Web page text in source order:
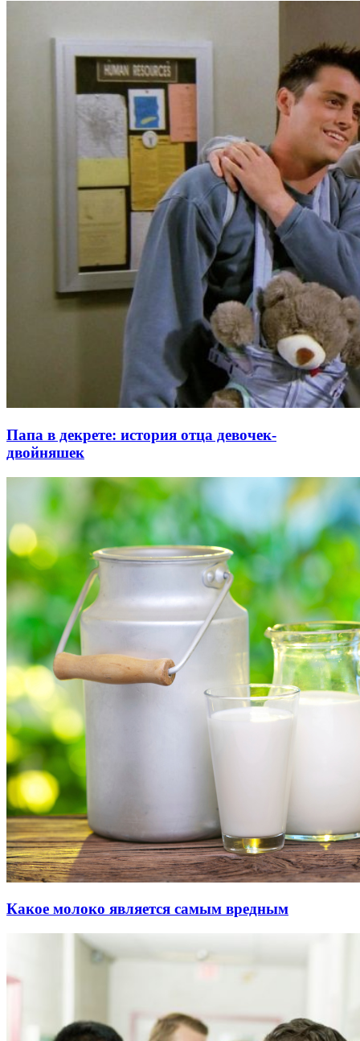
Папа в декрете: история отца девочек-
двойняшек
Какое молоко является самым вредным